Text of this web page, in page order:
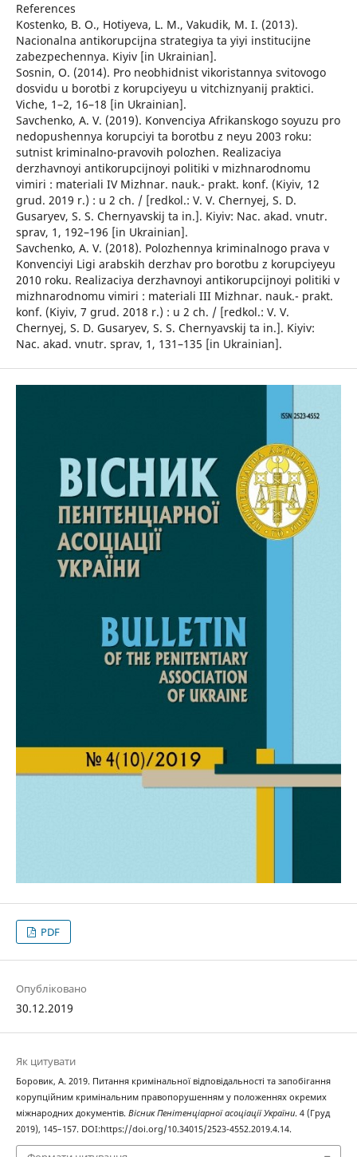
References
Kostenko, B. O., Hotiyeva, L. M., Vakudik, M. I. (2013).
Nacionalna antikorupcijna strategiya ta yiyi institucijne
zabezpechennya. Kiyiv [in Ukrainian].
Sosnin, O. (2014). Pro neobhidnist vikoristannya svitovogo
dosvidu u borotbi z korupciyeyu u vitchiznyanij praktici.
Viche, 1–2, 16–18 [in Ukrainian].
Savchenko, A. V. (2019). Konvenciya Afrikanskogo soyuzu pro
nedopushennya korupciyi ta borotbu z neyu 2003 roku:
sutnist kriminalno-pravovih polozhen. Realizaciya
derzhavnoyi antikorupcijnoyi politiki v mizhnarodnomu
vimiri : materiali IV Mizhnar. nauk.- prakt. konf. (Kiyiv, 12
grud. 2019 r.) : u 2 ch. / [redkol.: V. V. Chernyej, S. D.
Gusaryev, S. S. Chernyavskij ta in.]. Kiyiv: Nac. akad. vnutr.
sprav, 1, 192–196 [in Ukrainian].
Savchenko, A. V. (2018). Polozhennya kriminalnogo prava v
Konvenciyi Ligi arabskih derzhav pro borotbu z korupciyeyu
2010 roku. Realizaciya derzhavnoyi antikorupcijnoyi politiki v
mizhnarodnomu vimiri : materiali III Mizhnar. nauk.- prakt.
konf. (Kiyiv, 7 grud. 2018 r.) : u 2 ch. / [redkol.: V. V.
Chernyej, S. D. Gusaryev, S. S. Chernyavskij ta in.]. Kiyiv:
Nac. akad. vnutr. sprav, 1, 131–135 [in Ukrainian].
PDF
Опубліковано
30.12.2019
Як цитувати
Боровик, А. 2019. Питання кримінальної відповідальності та запобігання
корупційним кримінальним правопорушенням у положеннях окремих
міжнародних документів. Вісник Пенітенціарної асоціації України. 4 (Груд
2019), 145–157. DOI:https://doi.org/10.34015/2523-4552.2019.4.14.